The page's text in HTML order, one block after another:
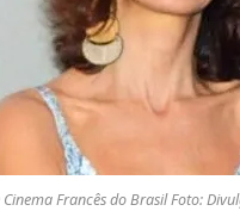
Francês do Brasil Foto: